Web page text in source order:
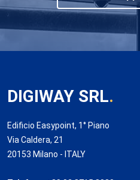
DIGIWAY SRL.
Edificio Easypoint, 1° Piano
Via Caldera, 21
20153 Milano - ITALY